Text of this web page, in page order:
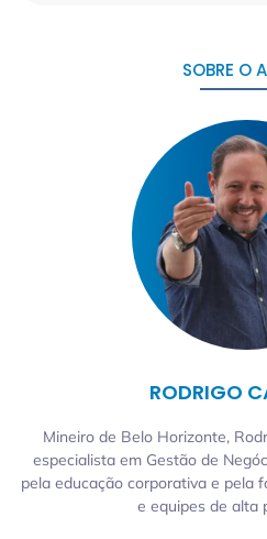
SOBRE O
RODRIGO
Mineiro de Belo Horizonte,
especialista em Gestão de
pela educação corporativa e pela
e equipes de alta